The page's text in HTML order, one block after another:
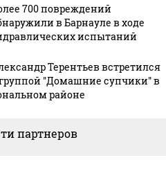
смотреть
700 повреждений
в Барнауле в ходе
испытаний
Терентьев встретился
"Домашние супчики" в
районе
партнеров